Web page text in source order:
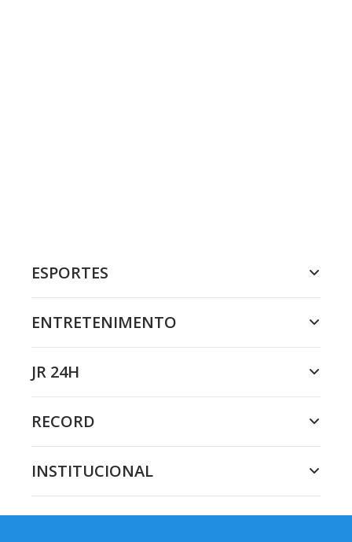
ESPORTES
ENTRETENIMENTO
JR 24H
RECORD
INSTITUCIONAL